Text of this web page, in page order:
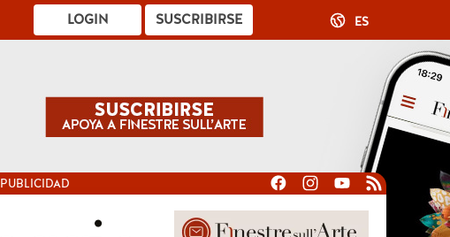
SUSCRIBIRSE
LOGIN ES
PUBLICIDAD